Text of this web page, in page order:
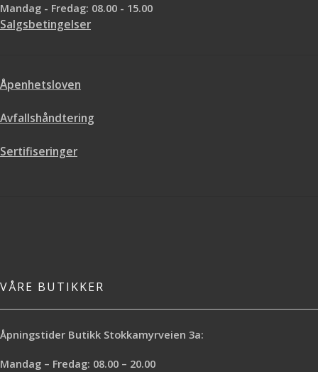
Mandag - Fredag: 08.00 - 15.00
Salgsbetingelser
Åpenhetsloven
Avfallshåndtering
Sertifiseringer
VÅRE BUTIKKER
Åpningstider Butikk Stokkamyrveien 3a:
Mandag – Fredag: 08.00 – 20.00